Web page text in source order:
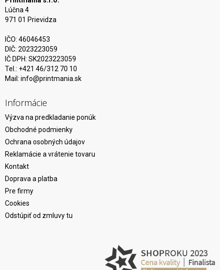
Lúčna 4
971 01 Prievidza
IČO: 46046453
DIČ: 2023223059
IČ DPH: SK2023223059
Tel.: +421 46/312 70 10
Mail: info@printmania.sk
Informácie
Výzva na predkladanie ponúk
Obchodné podmienky
Ochrana osobných údajov
Reklamácie a vrátenie tovaru
Kontakt
Doprava a platba
Pre firmy
Cookies
Odstúpiť od zmluvy tu